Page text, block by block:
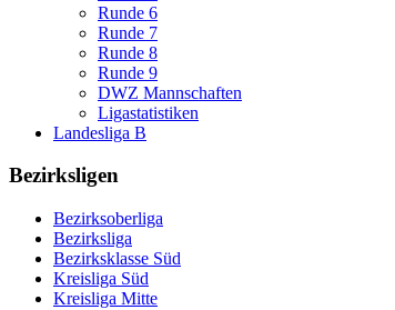
Runde 6
Runde 7
Runde 8
Runde 9
DWZ Mannschaften
Ligastatistiken
Landesliga B
Bezirksligen
Bezirksoberliga
Bezirksliga
Bezirksklasse Süd
Kreisliga Süd
Kreisliga Mitte